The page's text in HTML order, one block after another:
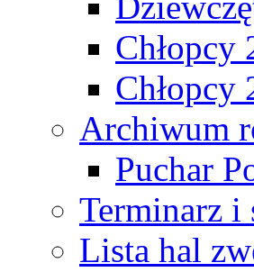
Chłopcy
Chłopcy
Archiwum
Puchar
Terminarz i
Lista hal